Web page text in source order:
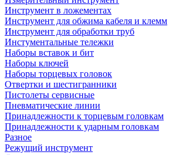
Инструмент в ложементах
Инструмент для обжима кабеля и клемм
Инструмент для обработки труб
Инстументальные тележки
Наборы вставок и бит
Наборы ключей
Наборы торцевых головок
Отвертки и шестигранники
Пистолеты сервисные
Пневматические линии
Принадлежности к торцевым головкам
Принадлежности к ударным головкам
Разное
Режущий инструмент